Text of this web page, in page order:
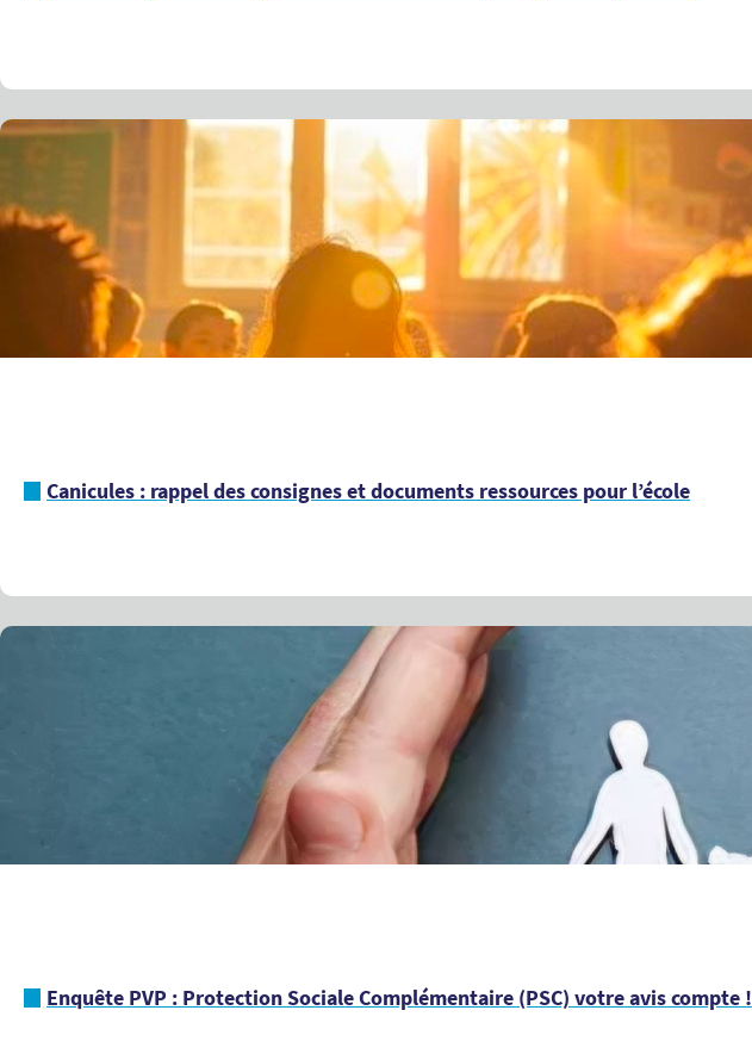
Canicules : rappel des consignes et documents ressources pour l’école
Enquête PVP : Protection Sociale Complémentaire (PSC) votre avis compte !